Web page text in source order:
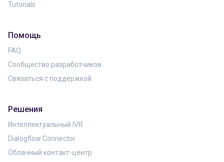
Решения
Интеллектуальный IVR
Dialogflow Connector
Облачный контакт-центр
Tutorials
Помощь
FAQ
Сообщество разработчиков
Связаться с поддержкой